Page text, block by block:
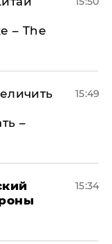
– The
–
15:49
15:34